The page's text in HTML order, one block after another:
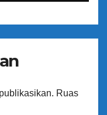
Ruas